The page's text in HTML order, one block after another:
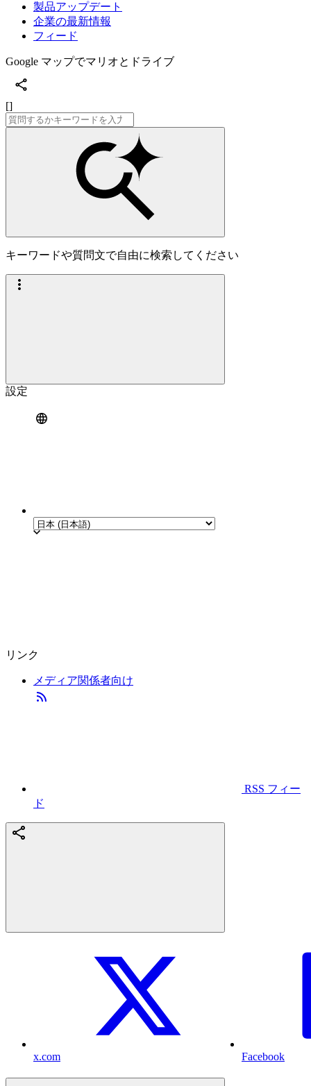
製品アップデート
企業の最新情報
フィード
Google マップでマリオとドライブ
[]
キーワードや質問文で自由に検索してください
設定
リンク
メディア関係者向け
RSS フィー
ド
x.com Facebook